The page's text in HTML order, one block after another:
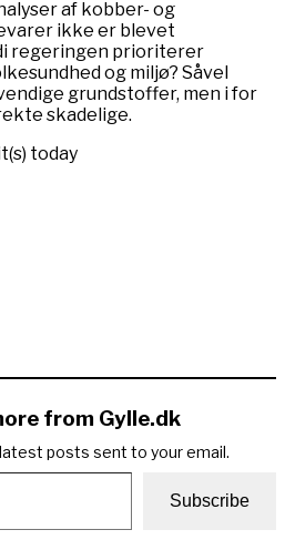
af kobber- og
ikke er blevet
regeringen prioriterer
og miljø? Såvel
grundstoffer, men i for
skadelige.
today
from Gylle.dk
posts sent to your email.
Subscribe